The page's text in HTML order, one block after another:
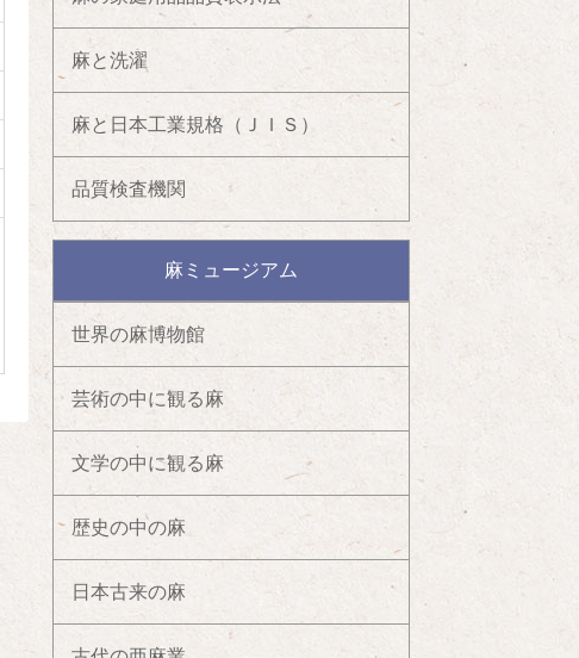
麻と洗濯
麻と日本工業規格（ＪＩＳ）
品質検査機関
麻ミュージアム
世界の麻博物館
芸術の中に観る麻
文学の中に観る麻
歴史の中の麻
日本古来の麻